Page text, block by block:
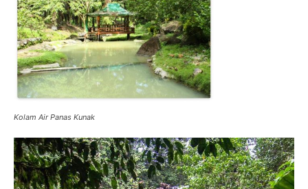
Kolam Air Panas Kunak